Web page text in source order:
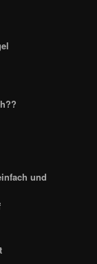
und